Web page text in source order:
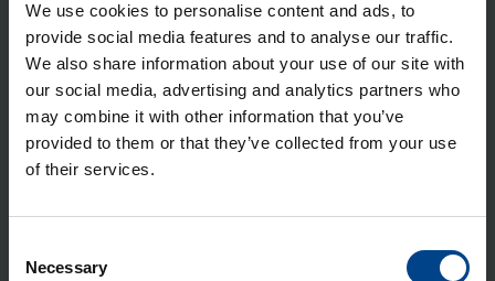
We use cookies to personalise content and ads, to
provide social media features and to analyse our traffic.
We also share information about your use of our site with
our social media, advertising and analytics partners who
may combine it with other information that you’ve
provided to them or that they’ve collected from your use
of their services.
Selection
Necessary
asennuskalusteet
siirtyvät Hager-
tuotemerkin alle
ASENNUSTARVIKKEET
24.11.2025
Lukuaika: 4 min